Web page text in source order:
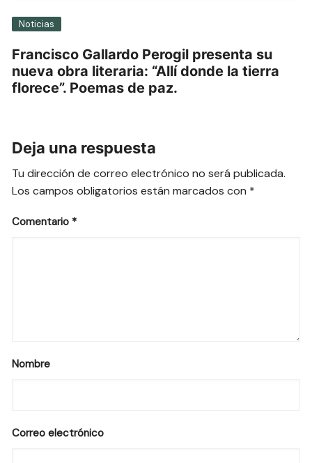
Noticias
Francisco Gallardo Perogil presenta su
nueva obra literaria: “Allí donde la tierra
florece”. Poemas de paz.
Deja una respuesta
Tu dirección de correo electrónico no será publicada.
Los campos obligatorios están marcados con *
Comentario *
Nombre
Correo electrónico